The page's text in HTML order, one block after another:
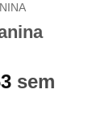
sem